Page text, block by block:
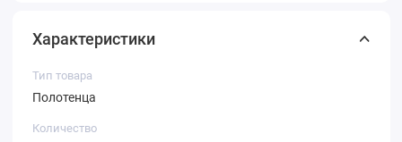
Характеристики
Тип товара
Полотенца
Количество